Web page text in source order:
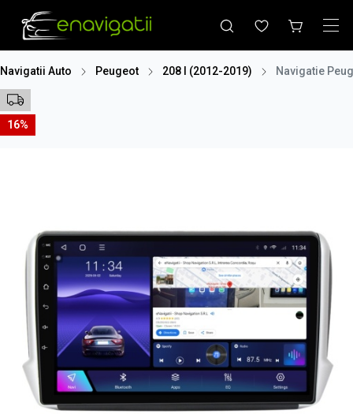
Navigatii Auto Peugeot 208 I (2012-2019) Navigatie
16%